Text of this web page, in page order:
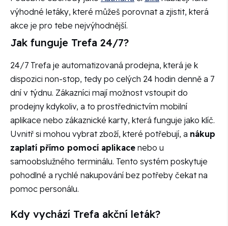
výhodné letáky, které můžeš porovnat a zjistit, která
akce je pro tebe nejvýhodnější.
Jak funguje Trefa 24/7?
24/7 Trefa je automatizovaná prodejna, která je k
dispozici non-stop, tedy po celých 24 hodin denně a 7
dní v týdnu. Zákazníci mají možnost vstoupit do
prodejny kdykoliv, a to prostřednictvím mobilní
aplikace nebo zákaznické karty, která funguje jako klíč.
Uvnitř si mohou vybrat zboží, které potřebují, a nákup
zaplatí přímo pomocí aplikace nebo u
samoobslužného terminálu. Tento systém poskytuje
pohodlné a rychlé nakupování bez potřeby čekat na
pomoc personálu.
Kdy vychází Trefa akční leták?